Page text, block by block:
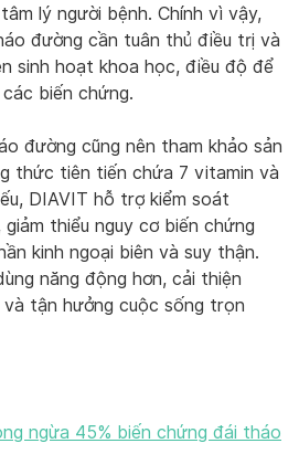
lý người bệnh. Chính vì vậy,
đường cần tuân thủ điều trị và
sinh hoạt khoa học, điều độ để
biến chứng.
đường cũng nên tham khảo sản
thức tiên tiến chứa 7 vitamin và
DIAVIT hỗ trợ kiểm soát
thiểu nguy cơ biến chứng
kinh ngoại biên và suy thận.
năng động hơn, cải thiện
tận hưởng cuộc sống trọn
ngừa 45% biến chứng đái tháo